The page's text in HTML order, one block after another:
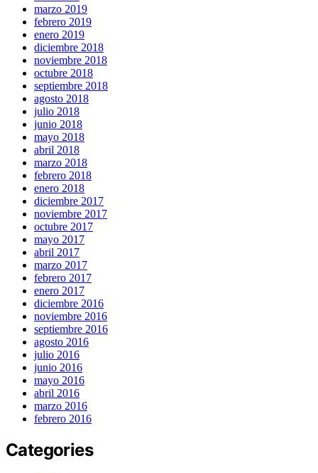
marzo 2019
febrero 2019
enero 2019
diciembre 2018
noviembre 2018
octubre 2018
septiembre 2018
agosto 2018
julio 2018
junio 2018
mayo 2018
abril 2018
marzo 2018
febrero 2018
enero 2018
diciembre 2017
noviembre 2017
octubre 2017
mayo 2017
abril 2017
marzo 2017
febrero 2017
enero 2017
diciembre 2016
noviembre 2016
septiembre 2016
agosto 2016
julio 2016
junio 2016
mayo 2016
abril 2016
marzo 2016
febrero 2016
Categories